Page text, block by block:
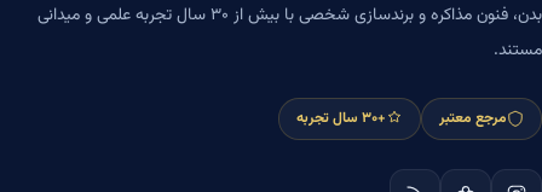
بدن، فنون مذاکره و برندسازی شخصی با بیش از ۳۰ سال تجربه علمی و میدانی
مستند.
مرجع معتبر +۳۰ سال تجربه